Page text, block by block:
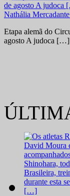
Nathália
Etapa alemã do
agosto A judoca […]